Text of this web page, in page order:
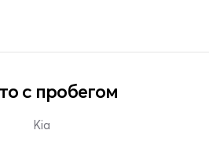
с пробегом
Kia